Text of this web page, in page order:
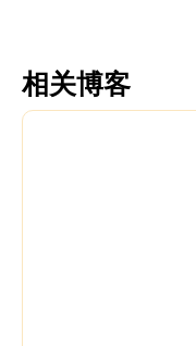
相关博客